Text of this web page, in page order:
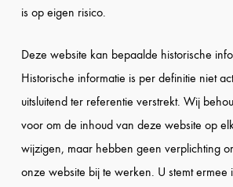
is op eigen risico.
Deze website kan bepaalde historische
Historische informatie is per definitie niet
uitsluitend ter referentie verstrekt. Wij
voor om de inhoud van deze website op
wijzigen, maar hebben geen verplichting
onze website bij te werken. U stemt ermee